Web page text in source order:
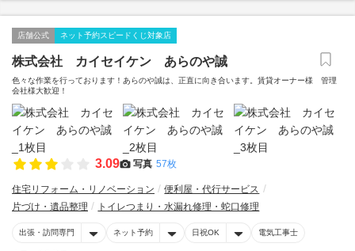
店舗公式 ネット予約スピードくじ対象店
株式会社 カイセイケン あらのや誠
色々な作業を行っております！あらのや誠は、正直に向き合います。賃貸オーナー様 管理
会社様大歓迎！
3.09 写真 57枚
住宅リフォーム・リノベーション
便利屋・代行サービス
片づけ・遺品整理
トイレつまり・水漏れ修理・蛇口修理
出張・訪問専門 ネット予約 日祝OK 電気工事士